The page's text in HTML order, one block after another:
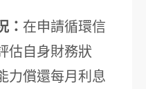
： 在申請循環信
估自身財務狀
力償還每月利息